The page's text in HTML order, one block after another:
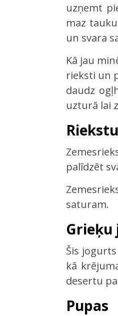
uzņemt
maz
un svara
Kā jau
rieksti un
daudz
uzturā lai
palīdzēt
saturam.
Šis
kā
desertu
Pupas